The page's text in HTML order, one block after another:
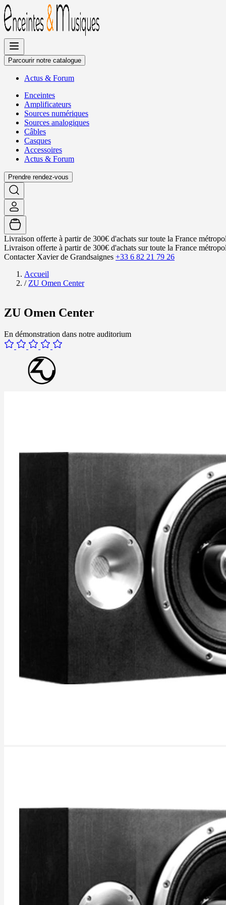
Allez
au
contenu
Parcourir notre catalogue
Actus & Forum
Enceintes
Amplificateurs
Sources numériques
Sources analogiques
Câbles
Casques
Accessoires
Actus & Forum
Prendre rendez-vous
Livraison offerte à partir de 300€ d'achats sur toute la France
Livraison offerte à partir de 300€ d'achats sur toute la France
Contacter Xavier de Grandsaignes +33 6 82 21 79 26
Accueil
/ ZU Omen Center
ZU Omen Center
En démonstration dans notre auditorium